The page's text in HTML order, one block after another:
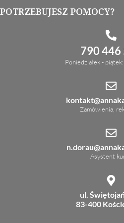
POTRZEBUJESZ POMOCY?
790 446
Poniedziałek -
Zamówienia,
Asystent
ul.
83-400